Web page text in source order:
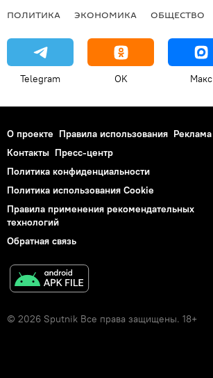
ПОЛИТИКА ЭКОНОМИКА ОБЩЕСТВО
Telegram OK Макс
О проекте Правила использования Реклама
Контакты Пресс-центр
Политика конфиденциальности
Политика использования Cookie
Правила применения рекомендательных
технологий
Обратная связь
© 2026 Sputnik Все права защищены. 18+